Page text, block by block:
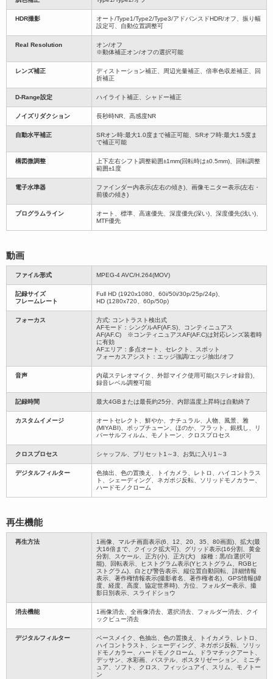
HDR撮影
オート/Type1/Type2/Type3/アドバンスドHDR/オフ、振り幅
設定可、自動位置調整可
Real Resolution
オン/オフ
※動体補正オン/オフの選択可能
レンズ補正
ディストーション補正、周辺光量補正、倍率色収差補正、回
折補正
D-Range設定 ハイライト補正、シャドー補正
ノイズリダクション 長秒時NR、高感度NR
自動水平補正
SRオン時:最大1.0度まで補正可能、SRオフ時:最大1.5度ま
で補正可能
構図微調整
上下左右シフト調整範囲±1mm(回転時は±0.5mm)、回転調整
範囲±1度
電子水準器
ファインダー内表示(左右の傾き)、画像モニター表示(左右・
前後の傾き)
プログラムライン
オート、標準、高速優先、深度優先(深い)、深度優先(浅い)、
MTF優先
動画
ファイル形式 MPEG-4 AVC/H.264(MOV)
記録サイズ
フレームレート
Full HD (1920x1080、60i/50i/30p/25p/24p)、
HD (1280x720、60p/50p)
フォーカス
方式: コントラスト検出式
AFモード：シングルAF(AF.S)、コンティニュアス
AF(AF.C) ※コンティニュアスAF(AF.C)は対応レンズ装着時
に有効
AFエリア：多点オート、セレクト、スポット
フォーカスアシスト：エッジ強調/エッジ抽出/オフ
音声
内蔵ステレオマイク、外部マイク使用可能(ステレオ録音)、
録音レベル調整可能
記録時間 最大4GBまたは最長約25分、内部温度上昇時は自動終了
カスタムイメージ
オートセレクト、鮮やか、ナチュラル、人物、風景、雅
(MIYABI)、ポップチューン、ほのか、フラット、銀残し、リ
バーサルフィルム、モノトーン、クロスプロセス
クロスプロセス シャッフル、プリセット1～3、お気に入り1～3
デジタルフィルター
色抽出、色の置換え、トイカメラ、レトロ、ハイコントラス
ト、シェーディング、ネガポジ反転、ソリッドモノカラー、
ハードモノクローム
再生機能
再生方法
1画像、マルチ画面表示(6、12、20、35、80画面)、拡大(最
大16倍まで、クイック拡大可)、グリッド表示(16分割、黄金
分割、スケール、正方(小)、正方(大) 線種：黒/白選択可
能)、回転表示、ヒストグラム表示(Yヒストグラム、RGBヒ
ストグラム)、白とび警告表示、縦位置自動回転、詳細情報
表示、著作権情報表示(撮影者名、著作権者名)、GPS情報(緯
度、経度、高度、協定世界時)、方位、フォルダー表示、撮
影日別表示、スライドショウ
消去機能
1画像消去、全画像消去、選択消去、フォルダー消去、クイ
ックビュー消去
デジタルフィルター
ベースメイク、色抽出、色の置換え、トイカメラ、レトロ、
ハイコントラスト、シェーディング、ネガポジ反転、ソリッ
ドモノカラー、ハードモノクローム、ドラマチックアート、
デッサン、水彩画、パステル、ポスタリゼーション、ミニチ
ュア、ソフト、クロス、フィッシュアイ、スリム、モノトー
ン